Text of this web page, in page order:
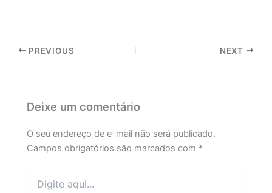
PREVIOUS NEXT
Deixe um comentário
O seu endereço de e-mail não será publicado.
Campos obrigatórios são marcados com *
aqui...